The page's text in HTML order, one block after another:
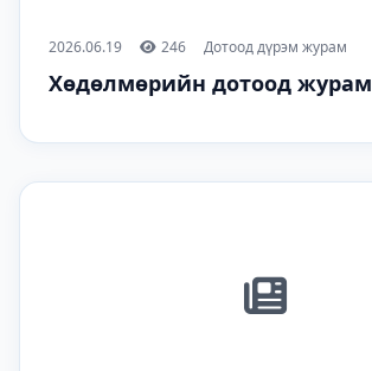
2026.06.19 246 Дотоод дүрэм журам
Хөдөлмөрийн дотоод журам